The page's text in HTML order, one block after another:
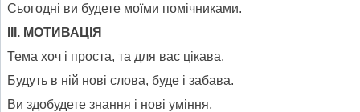
Сьогодні ви будете моїми помічниками.
ІІІ. МОТИВАЦІЯ
Тема хоч і проста, та для вас цікава.
Будуть в ній нові слова, буде і забава.
Ви здобудете знання і нові уміння,